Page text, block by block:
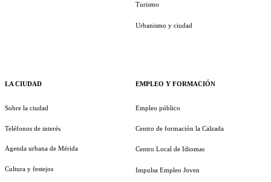
LA CIUDAD
Sobre la ciudad
Teléfonos de interés
Agenda urbana de Mérida
Cultura y festejos
Turismo
Urbanismo y ciudad
EMPLEO Y FORMACIÓN
Empleo público
Centro de formación la Calzada
Centro Local de Idiomas
Impulsa Empleo Joven